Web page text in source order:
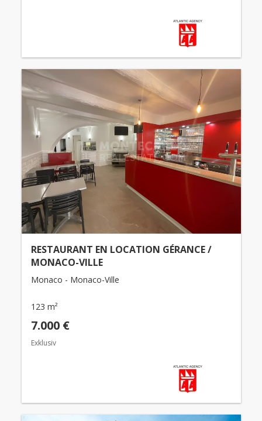
RESTAURANT EN LOCATION GÉRANCE /
MONACO-VILLE
Monaco - Monaco-Ville
123 m²
7.000 €
Exklusiv